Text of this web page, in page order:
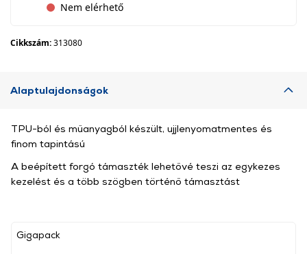
Nem elérhető
Cikkszám:313080
Alaptulajdonságok
Gigapack
TPU-ból és műanyagból készült, ujjlenyomatmentes és
finom tapintású
A beépített forgó támaszték lehetővé teszi az egykezes
kezelést és a több szögben történő támasztást